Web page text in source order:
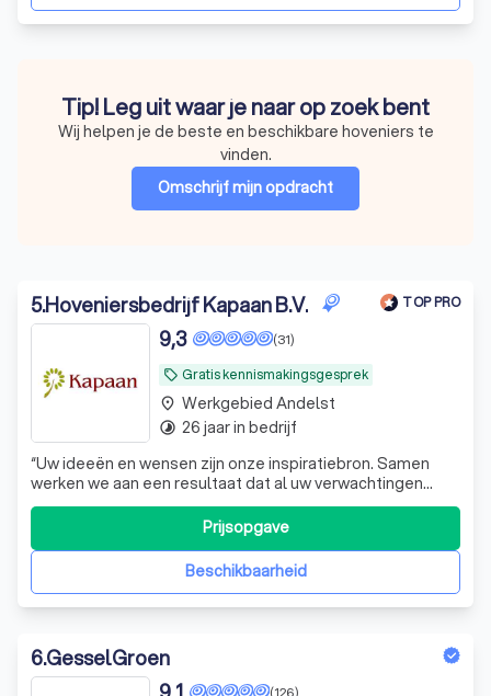
Tip! Leg uit waar je naar op zoek bent
Wij helpen je de beste en beschikbare hoveniers te
vinden.
Omschrijf mijn opdracht
5.Hoveniersbedrijf Kapaan B.V. TOP PRO
local_offer Gratis kennismakingsgesprek
(31)
9,3
“Uw ideeën en wensen zijn onze inspiratiebron. Samen
werken we aan een resultaat dat al uw verwachtingen
overtreft.”
Beschikbaarheid
Prijsopgave
place Werkgebied Andelst
timelapse 26 jaar in bedrijf
6.GesselGroen
(126)